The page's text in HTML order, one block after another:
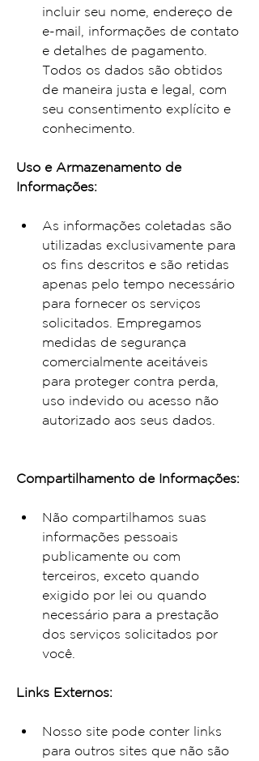
incluir seu nome, endereço de
e-mail, informações de contato
e detalhes de pagamento.
Todos os dados são obtidos
de maneira justa e legal, com
seu consentimento explícito e
conhecimento.
Uso e Armazenamento de
Informações:
As informações coletadas são
utilizadas exclusivamente para
os fins descritos e são retidas
apenas pelo tempo necessário
para fornecer os serviços
solicitados. Empregamos
medidas de segurança
comercialmente aceitáveis
para proteger contra perda,
uso indevido ou acesso não
autorizado aos seus dados.
Compartilhamento de Informações:
Não compartilhamos suas
informações pessoais
publicamente ou com
terceiros, exceto quando
exigido por lei ou quando
necessário para a prestação
dos serviços solicitados por
você.
Links Externos:
Nosso site pode conter links
para outros sites que não são